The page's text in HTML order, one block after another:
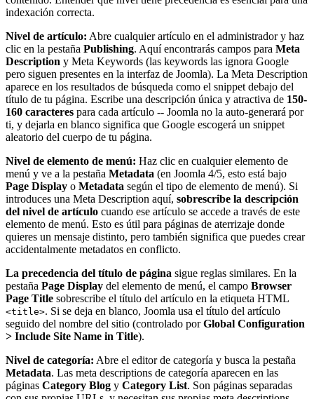
indexación correcta.
Nivel de artículo: Abre cualquier artículo en el administrador y haz
clic en la pestaña Publishing. Aquí encontrarás campos para Meta
Description y Meta Keywords (las keywords las ignora Google
pero siguen presentes en la interfaz de Joomla). La Meta Description
aparece en los resultados de búsqueda como el snippet debajo del
título de tu página. Escribe una descripción única y atractiva de 150-
160 caracteres para cada artículo -- Joomla no la auto-generará por
ti, y dejarla en blanco significa que Google escogerá un snippet
aleatorio del cuerpo de tu página.
Nivel de elemento de menú: Haz clic en cualquier elemento de
menú y ve a la pestaña Metadata (en Joomla 4/5, esto está bajo
Page Display o Metadata según el tipo de elemento de menú). Si
introduces una Meta Description aquí, sobrescribe la descripción
del nivel de artículo cuando ese artículo se accede a través de este
elemento de menú. Esto es útil para páginas de aterrizaje donde
quieres un mensaje distinto, pero también significa que puedes crear
accidentalmente metadatos en conflicto.
La precedencia del título de página sigue reglas similares. En la
pestaña Page Display del elemento de menú, el campo Browser
Page Title sobrescribe el título del artículo en la etiqueta HTML
<title>. Si se deja en blanco, Joomla usa el título del artículo
seguido del nombre del sitio (controlado porGlobal Configuration
> Include Site Name in Title).
Nivel de categoría: Abre el editor de categoría y busca la pestaña
Metadata. Las meta descriptions de categoría aparecen en las
páginas Category Blog y Category List. Son páginas separadas